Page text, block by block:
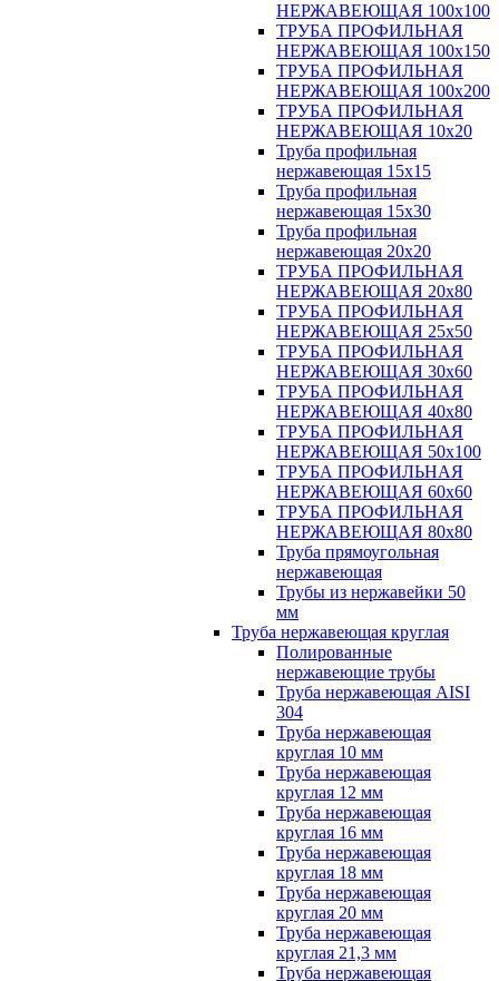
НЕРЖАВЕЮЩАЯ 100х100
ТРУБА ПРОФИЛЬНАЯ
НЕРЖАВЕЮЩАЯ 100х150
ТРУБА ПРОФИЛЬНАЯ
НЕРЖАВЕЮЩАЯ 100х200
ТРУБА ПРОФИЛЬНАЯ
НЕРЖАВЕЮЩАЯ 10х20
Труба профильная
нержавеющая 15х15
Труба профильная
нержавеющая 15х30
Труба профильная
нержавеющая 20х20
ТРУБА ПРОФИЛЬНАЯ
НЕРЖАВЕЮЩАЯ 20х80
ТРУБА ПРОФИЛЬНАЯ
НЕРЖАВЕЮЩАЯ 25х50
ТРУБА ПРОФИЛЬНАЯ
НЕРЖАВЕЮЩАЯ 30х60
ТРУБА ПРОФИЛЬНАЯ
НЕРЖАВЕЮЩАЯ 40х80
ТРУБА ПРОФИЛЬНАЯ
НЕРЖАВЕЮЩАЯ 50х100
ТРУБА ПРОФИЛЬНАЯ
НЕРЖАВЕЮЩАЯ 60х60
ТРУБА ПРОФИЛЬНАЯ
НЕРЖАВЕЮЩАЯ 80х80
Труба прямоугольная
нержавеющая
Трубы из нержавейки 50
мм
Труба нержавеющая круглая
Полированные
нержавеющие трубы
Труба нержавеющая AISI
304
Труба нержавеющая
круглая 10 мм
Труба нержавеющая
круглая 12 мм
Труба нержавеющая
круглая 16 мм
Труба нержавеющая
круглая 18 мм
Труба нержавеющая
круглая 20 мм
Труба нержавеющая
круглая 21,3 мм
Труба нержавеющая